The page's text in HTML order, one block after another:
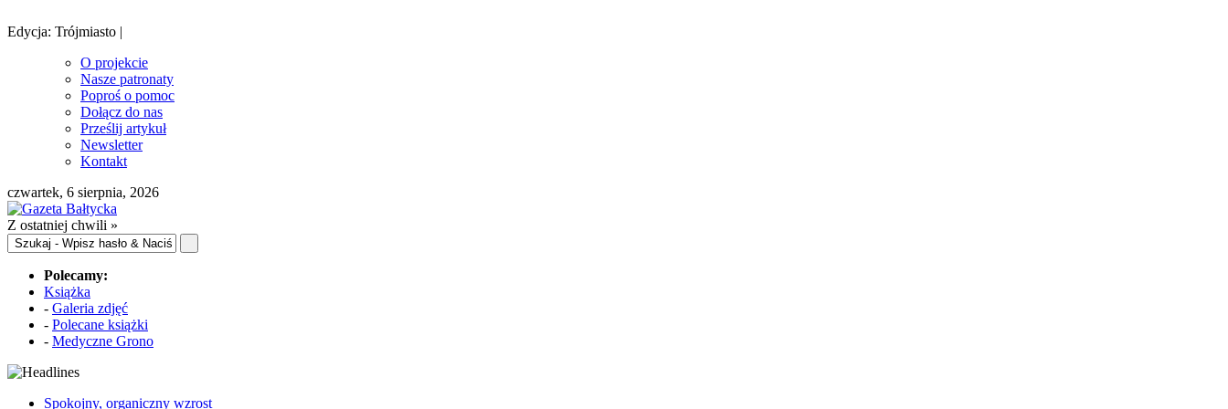
Edycja: Trójmiasto |
O projekcie
Nasze patronaty
Poproś o pomoc
Dołącz do nas
Prześlij artykuł
Newsletter
Kontakt
czwartek, 6 sierpnia, 2026
Z ostatniej chwili »
Polecamy:
Książka
- Galeria zdjęć
- Polecane książki
- Medyczne Grono
Spokojny, organiczny wzrost